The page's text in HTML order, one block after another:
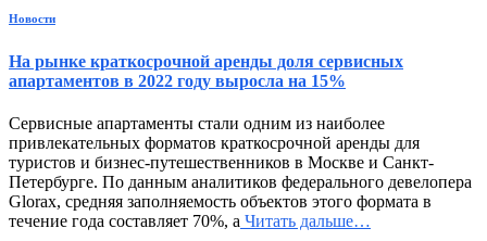
Новости
На рынке краткосрочной аренды доля сервисных
апартаментов в 2022 году выросла на 15%
Сервисные апартаменты стали одним из наиболее
привлекательных форматов краткосрочной аренды для
туристов и бизнес-путешественников в Москве и Санкт-
Петербурге. По данным аналитиков федерального девелопера
Glorax, средняя заполняемость объектов этого формата в
течение года составляет 70%, а Читать дальше…